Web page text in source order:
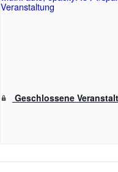
Geschlossene